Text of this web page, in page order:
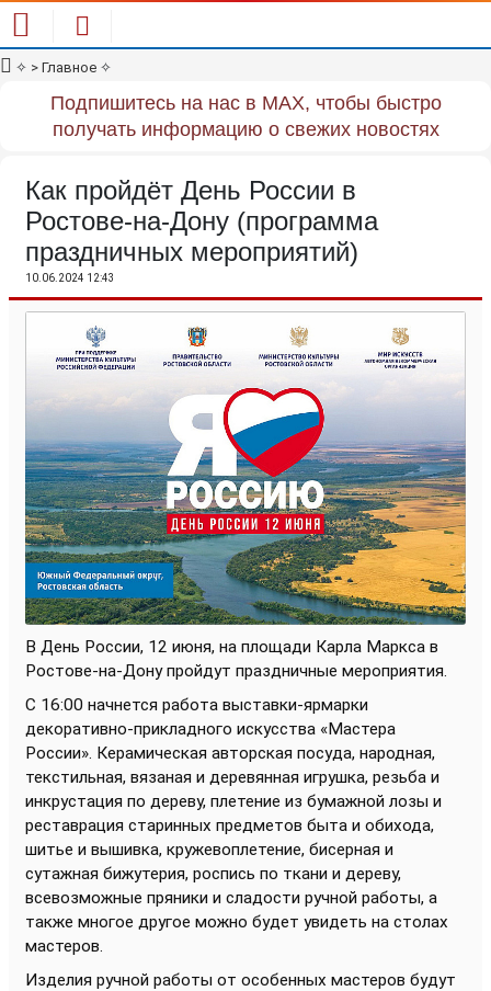
✧ > Главное ✧
Подпишитесь на нас в MAX, чтобы быстро
получать информацию о свежих новостях
Как пройдёт День России в
Ростове-на-Дону (программа
праздничных мероприятий)
10.06.2024 12:43
В День России, 12 июня, на площади Карла Маркса в
Ростове-на-Дону пройдут праздничные мероприятия.
С 16:00 начнется работа выставки-ярмарки
декоративно-прикладного искусства «Мастера
России». Керамическая авторская посуда, народная,
текстильная, вязаная и деревянная игрушка, резьба и
инкрустация по дереву, плетение из бумажной лозы и
реставрация старинных предметов быта и обихода,
шитье и вышивка, кружевоплетение, бисерная и
сутажная бижутерия, роспись по ткани и дереву,
всевозможные пряники и сладости ручной работы, а
также многое другое можно будет увидеть на столах
мастеров.
Изделия ручной работы от особенных мастеров будут